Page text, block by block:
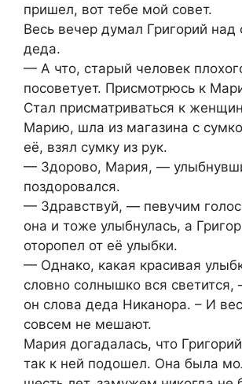
пришел, вот тебе мой совет.
Весь вечер думал Григорий над
деда.
— А что, старый человек
посоветует. Присмотрюсь к
Стал присматриваться к
Марию, шла из магазина с
её, взял сумку из рук.
— Здорово, Мария, —
поздоровался.
— Здравствуй, — певучим
она и тоже улыбнулась, а
оторопел от её улыбки.
— Однако, какая красивая
словно солнышко вся
он слова деда Никанора. – И
совсем не мешают.
Мария догадалась, что
так к ней подошел. Она была